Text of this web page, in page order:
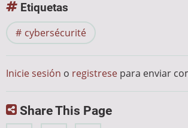
Etiquetas
cybersécurité
Inicie sesión o registrese para enviar
Share This Page